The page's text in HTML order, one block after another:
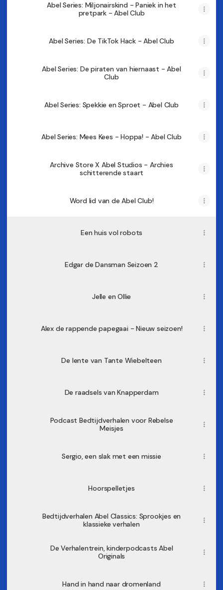
Abel Series: Miljonairskind - Paniek in het
pretpark - Abel Club
Abel Series: De TikTok Hack - Abel Club
Abel Series: De piraten van hiernaast - Abel
Club
Abel Series: Spekkie en Sproet - Abel Club
Abel Series: Mees Kees - Hoppa! - Abel Club
Archive Store X Abel Studios - Archies
schitterende staart
Word lid van de Abel Club!
Een huis vol robots
Edgar de Dansman Seizoen 2
Jelle en Ollie
Alex de rappende papegaai - Nieuw seizoen!
De lente van Tante Wiebelteen
De raadsels van Knapperdam
Podcast Bedtijdverhalen voor Rebelse
Meisjes
Sergio, een slak met een missie
Hoorspelletjes
Bedtijdverhalen Abel Classics: Sprookjes en
klassieke verhalen
De Verhalentrein, kinderpodcasts Abel
Originals
Hand in hand naar dromenland